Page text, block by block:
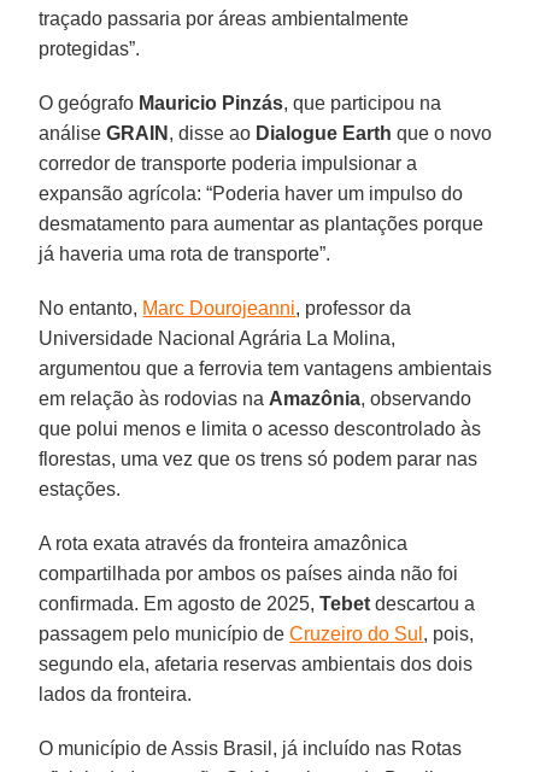
traçado passaria por áreas ambientalmente
protegidas”.
O geógrafo Mauricio Pinzás, que participou na
análiseGRAIN , disse ao Dialogue Earth que o novo
corredor de transporte poderia impulsionar a
expansão agrícola: “Poderia haver um impulso do
desmatamento para aumentar as plantações porque
já haveria uma rota de transporte”.
No entanto, Marc Dourojeanni, professor da
Universidade Nacional Agrária La Molina,
argumentou que a ferrovia tem vantagens ambientais
em relação às rodovias na Amazônia, observando
que polui menos e limita o acesso descontrolado às
florestas, uma vez que os trens só podem parar nas
estações.
A rota exata através da fronteira amazônica
compartilhada por ambos os países ainda não foi
confirmada. Em agosto de 2025,Tebet descartou a
passagem pelo município deCruzeiro do Sul , pois,
segundo ela, afetaria reservas ambientais dos dois
lados da fronteira.
O município de Assis Brasil, já incluído nas Rotas